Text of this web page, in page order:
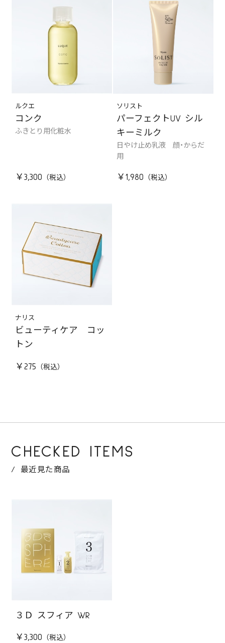
ルクエ
コンク
ふきとり用化粧水
￥3,300
ソリスト
パーフェクトUV シル
キーミルク
日やけ止め乳液 顔・からだ
用
￥1,980
ナリス
ビューティケア コッ
トン
￥275
CHECKED ITEMS
最近見た商品
３Ｄ スフィア WR
￥3,300